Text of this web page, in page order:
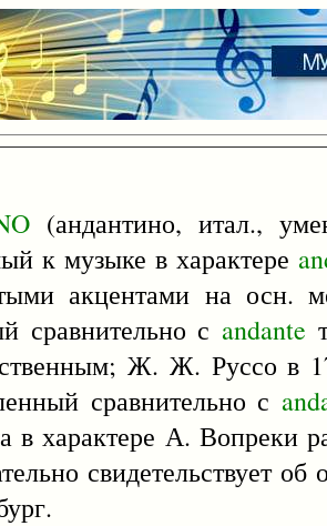
(андантино, итал.,
к музыке в характере
акцентами на осн.
сравнительно с andante
Ж. Ж. Руссо в
сравнительно с
в характере А. Вопреки
свидетельствует об